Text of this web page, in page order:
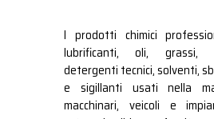
I prodotti chimici
lubrificanti, oli, grassi,
detergenti tecnici, solventi,
e sigillanti usati nella
macchinari, veicoli e
NESSUN ACCOUNTCREA UN NUOVO
Contattaci